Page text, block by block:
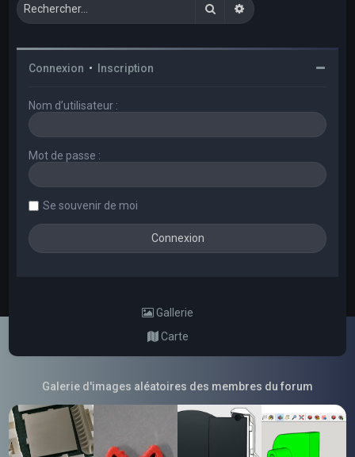
RechercherRecherche avancée
Connexion • Inscription
Nom d’utilisateur :
Mot de passe :
Se souvenir de moi
Gallerie
Carte
Galerie d'images aléatoires des membres du forum